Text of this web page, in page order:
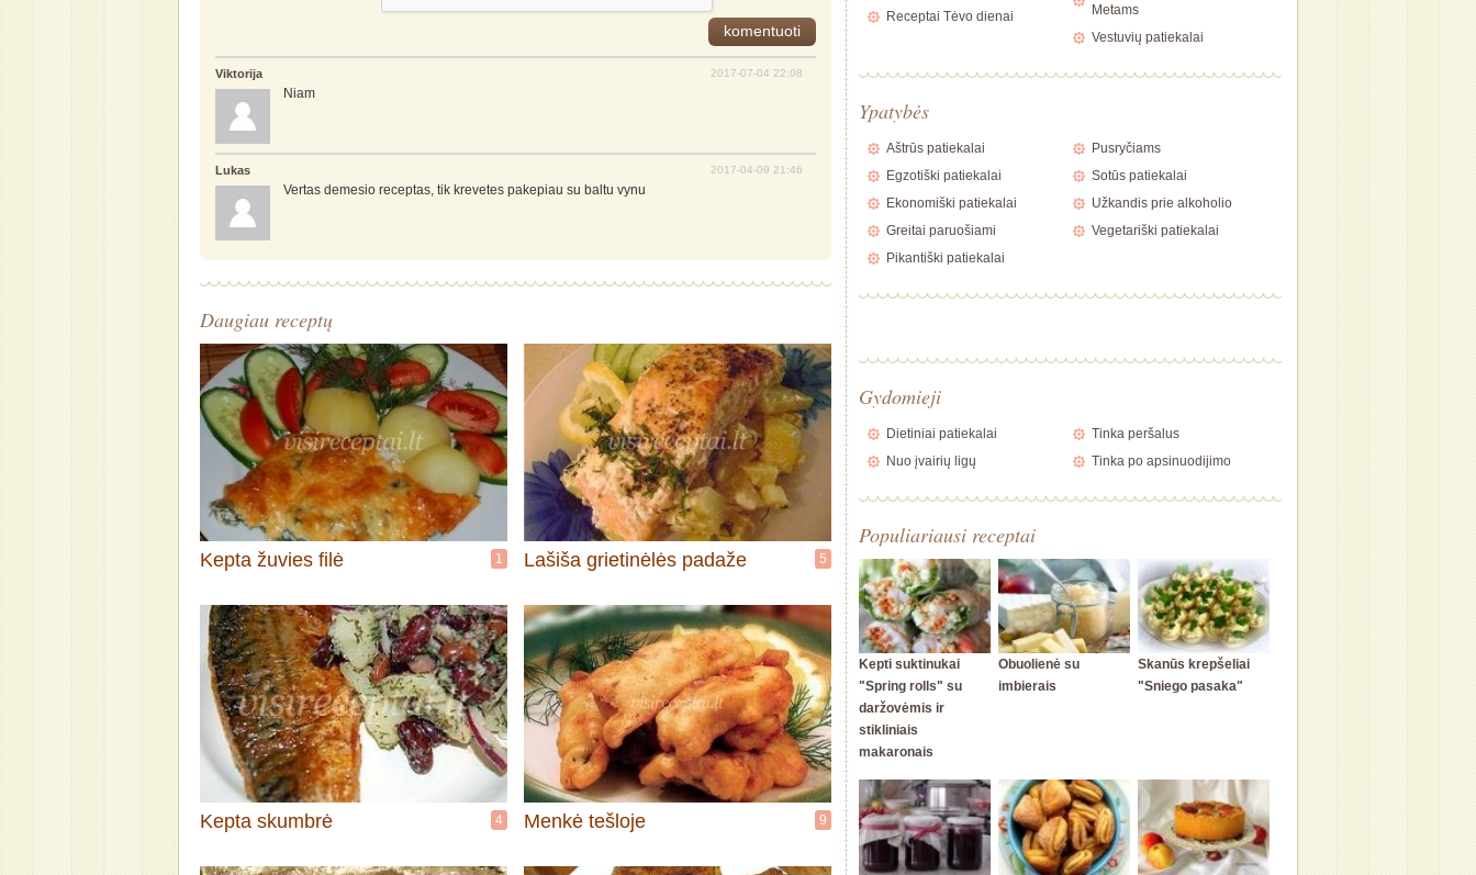
Viktorija 2017-07-04 22:08
Niam
Lukas 2017-04-09 21:46
Vertas demesio receptas, tik krevetes pakepiau su baltu vynu
Daugiau receptų
Kepta žuvies filė 1 Lašiša grietinėlės padaže 5
Kepta skumbrė 4 Menkė tešloje 9
Receptai Tėvo dienai
Metams
Vestuvių patiekalai
Ypatybės
Aštrūs patiekalai
Egzotiški patiekalai
Ekonomiški patiekalai
Greitai paruošiami
Pikantiški patiekalai
Pusryčiams
Sotūs patiekalai
Užkandis prie alkoholio
Vegetariški patiekalai
Gydomieji
Dietiniai patiekalai
Nuo įvairių ligų
Tinka peršalus
Tinka po apsinuodijimo
Populiariausi receptai
Kepti suktinukai
"Spring rolls" su
daržovėmis ir
stikliniais
makaronais
Obuolienė su
imbierais
Skanūs krepšeliai
"Sniego pasaka"